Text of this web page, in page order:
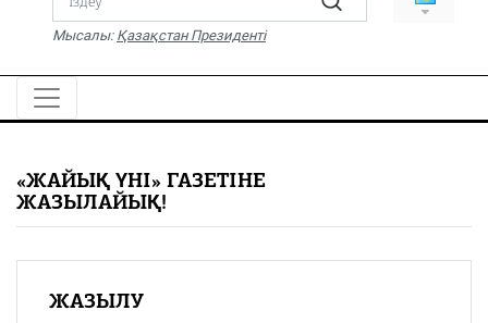
Спорт
Жалын
PDF
«Жайық үні» — 33 жыл
Каталог
Мысалы: Қазақстан Президенті
«ЖАЙЫҚ ҮНІ» ГАЗЕТІНЕ
ЖАЗЫЛАЙЫҚ!
ЖАЗЫЛУ